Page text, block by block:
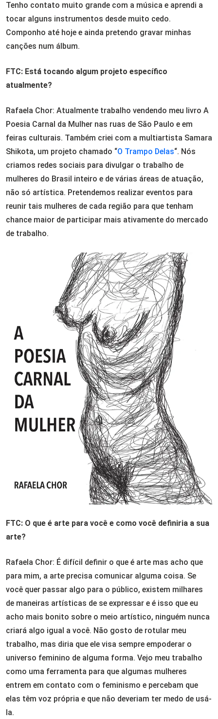
Tenho contato muito grande com a música e aprendi a
tocar alguns instrumentos desde muito cedo.
Componho até hoje e ainda pretendo gravar minhas
canções num álbum.
FTC: Está tocando algum projeto específico
atualmente?
Rafaela Chor: Atualmente trabalho vendendo meu livro A
Poesia Carnal da Mulher nas ruas de São Paulo e em
feiras culturais. Também criei com a multiartista Samara
Shikota, um projeto chamado “O Trampo Delas“. Nós
criamos redes sociais para divulgar o trabalho de
mulheres do Brasil inteiro e de várias áreas de atuação,
não só artística. Pretendemos realizar eventos para
reunir tais mulheres de cada região para que tenham
chance maior de participar mais ativamente do mercado
de trabalho.
FTC: O que é arte para você e como você definiria a sua
arte?
Rafaela Chor: É difícil definir o que é arte mas acho que
para mim, a arte precisa comunicar alguma coisa. Se
você quer passar algo para o público, existem milhares
de maneiras artísticas de se expressar e é isso que eu
acho mais bonito sobre o meio artístico, ninguém nunca
criará algo igual a você. Não gosto de rotular meu
trabalho, mas diria que ele visa sempre empoderar o
universo feminino de alguma forma. Vejo meu trabalho
como uma ferramenta para que algumas mulheres
entrem em contato com o feminismo e percebam que
elas têm voz própria e que não deveriam ter medo de usá-
la.